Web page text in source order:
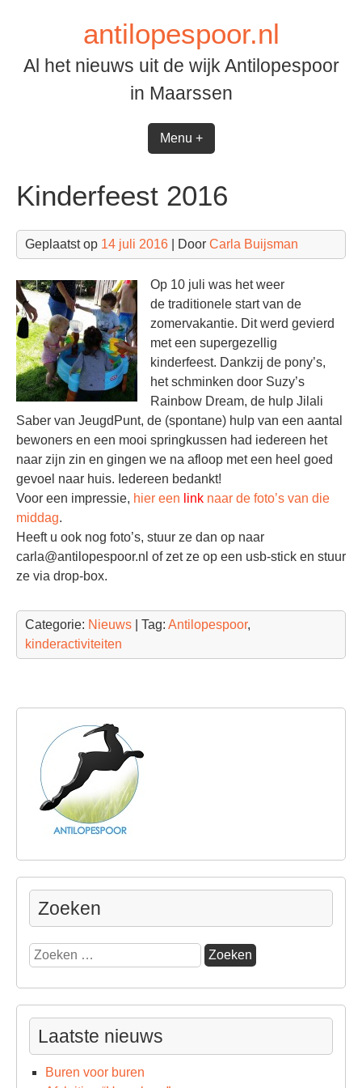
antilopespoor.nl
Al het nieuws uit de wijk Antilopespoor
in Maarssen
Menu +
Kinderfeest 2016
Geplaatst op 14 juli 2016 | Door Carla Buijsman
Op 10 juli was het weer
de traditionele start van de
zomervakantie. Dit werd gevierd
met een supergezellig
kinderfeest. Dankzij de pony’s,
het schminken door Suzy’s
Rainbow Dream, de hulp Jilali
Saber van JeugdPunt, de (spontane) hulp van een aantal
bewoners en een mooi springkussen had iedereen het
naar zijn zin en gingen we na afloop met een heel goed
gevoel naar huis. Iedereen bedankt!
Voor een impressie, hier een link naar de foto’s van die
middag.
Heeft u ook nog foto’s, stuur ze dan op naar
carla@antilopespoor.nl of zet ze op een usb-stick en stuur
ze via drop-box.
Categorie: Nieuws | Tag: Antilopespoor,
kinderactiviteiten
Zoeken
Zoeken
naar:
Laatste nieuws
Buren voor buren